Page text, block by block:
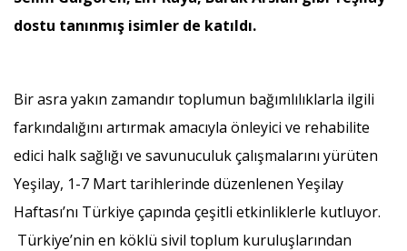
dostu tanınmış isimler de katıldı.
Bir asra yakın zamandır toplumun bağımlılıklarla ilgili
farkındalığını artırmak amacıyla önleyici ve rehabilite
edici halk sağlığı ve savunuculuk çalışmalarını yürüten
Yeşilay, 1-7 Mart tarihlerinde düzenlenen Yeşilay
Haftası’nı Türkiye çapında çeşitli etkinliklerle kutluyor.
Türkiye’nin en köklü sivil toplum kuruluşlarından